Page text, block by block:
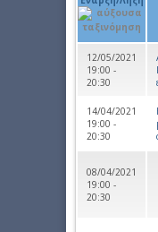
12/05/2021
19:00 -
20:30
14/04/2021
19:00 -
20:30
08/04/2021
19:00 -
20:30